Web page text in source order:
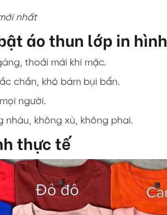
nhất
áo thun lớp in hình
thoải mái khi mặc.
chắn, khó bám bụi bẩn.
người.
nhàu, không xù, không phai.
thực tế